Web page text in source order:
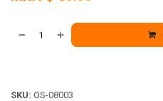
SKU: OS-08003